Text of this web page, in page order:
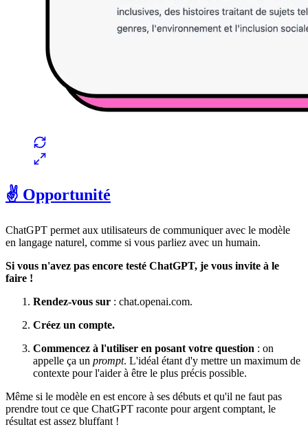
✌️ Opportunité
ChatGPT permet aux utilisateurs de communiquer avec le modèle
en langage naturel, comme si vous parliez avec un humain.
Si vous n'avez pas encore testé ChatGPT, je vous invite à le
faire !
Rendez-vous sur : chat.openai.com.
Créez un compte.
Commencez à l'utiliser en posant votre question : on
appelle ça un prompt. L'idéal étant d'y mettre un maximum de
contexte pour l'aider à être le plus précis possible.
Même si le modèle en est encore à ses débuts et qu'il ne faut pas
prendre tout ce que ChatGPT raconte pour argent comptant, le
résultat est assez bluffant !